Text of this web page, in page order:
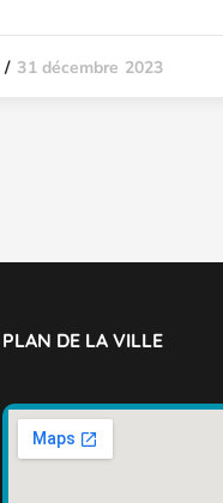
31 décembre 2023
PLAN DE LA VILLE